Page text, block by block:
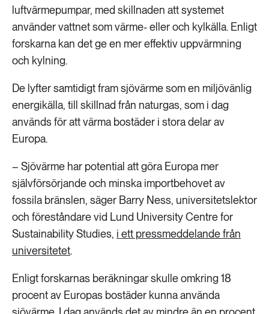
luftvärmepumpar, med skillnaden att systemet
använder vattnet som värme- eller och kylkälla. Enligt
forskarna kan det ge en mer effektiv uppvärmning
och kylning.
De lyfter samtidigt fram sjövärme som en miljövänlig
energikälla, till skillnad från naturgas, som i dag
används för att värma bostäder i stora delar av
Europa.
– Sjövärme har potential att göra Europa mer
självförsörjande och minska importbehovet av
fossila bränslen, säger Barry Ness, universitetslektor
och föreståndare vid Lund University Centre for
Sustainability Studies, i ett pressmeddelande från
universitetet.
Enligt forskarnas beräkningar skulle omkring 18
procent av Europas bostäder kunna använda